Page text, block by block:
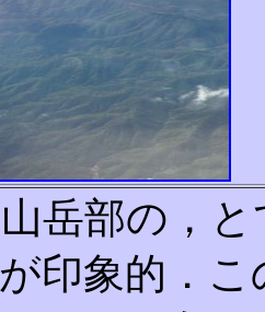
山岳部の ， と
が印象的 ． こ